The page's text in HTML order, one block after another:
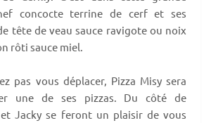
concocte terrine de cerf et ses
tête de veau sauce ravigote ou noix
rôti sauce miel.
pas vous déplacer, Pizza Misy sera
une de ses pizzas. Du côté de
Jacky se feront un plaisir de vous